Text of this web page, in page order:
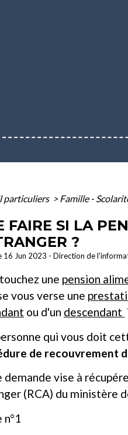
particuliers > Famille -
FAIRE SI LA
?
16 Jun 2023 - Direction de
une pension
vous verse une
ou d'un descendant
qui vous doit
de recouvrement
vise à
(RCA) du ministère
n°1